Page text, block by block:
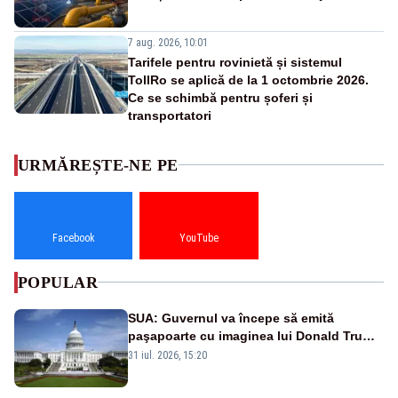
7 aug. 2026, 10:01
Tarifele pentru rovinietă și sistemul
TollRo se aplică de la 1 octombrie 2026.
Ce se schimbă pentru șoferi și
transportatori
URMĂREȘTE-NE PE
Facebook YouTube
POPULAR
SUA: Guvernul va începe să emită
paşapoarte cu imaginea lui Donald Trump
începând cu 8 august
31 iul. 2026, 15:20